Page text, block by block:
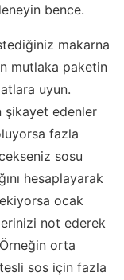
bence.
makarna
mutlaka paketin
uyun.
şikayet edenler
fazla
sosu
hesaplayarak
ocak
not ederek
orta
sos için fazla